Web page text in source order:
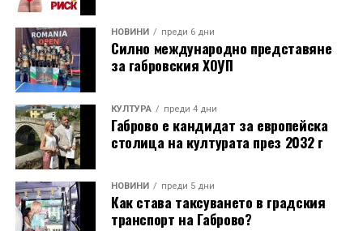
НОВИНИ преди 6 дни
Силно международно представяне
за габровския ХОУП
КУЛТУРА преди 4 дни
Габрово е кандидат за европейска
столица на културата през 2032 г
НОВИНИ преди 5 дни
Как става таксуването в градския
транспорт на Габрово?